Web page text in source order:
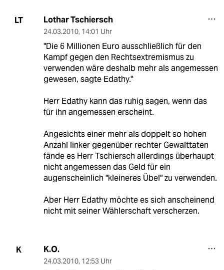
LT Lothar Tschiersch
24.03.2010, 14:01 Uhr
"Die 6 Millionen Euro ausschließlich für den
Kampf gegen den Rechtsextremismus zu
verwenden wäre deshalb mehr als angemessen
gewesen, sagte Edathy."
Herr Edathy kann das ruhig sagen, wenn das
für ihn angemessen erscheint.
Angesichts einer mehr als doppelt so hohen
Anzahl linker gegenüber rechter Gewalttaten
fände es Herr Tschiersch allerdings überhaupt
nicht angemessen das Geld für ein
augenscheinlich "kleineres Übel" zu verwenden.
Aber Herr Edathy möchte es sich anscheinend
nicht mit seiner Wählerschaft verscherzen.
K K.O.
24.03.2010, 12:53 Uhr